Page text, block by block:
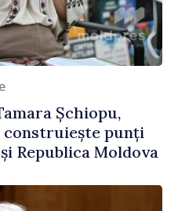
Șchiopu,
punți
Republica Moldova